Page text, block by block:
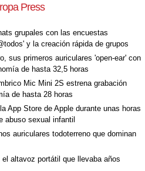
Press
grupales con las encuestas
y la creación rápida de grupos
sus primeros auriculares 'open-ear' con
de hasta 32,5 horas
Mic Mini 2S estrena grabación
de hasta 28 horas
App Store de Apple durante unas horas
abuso sexual infantil
auriculares todoterreno que dominan
altavoz portátil que llevaba años